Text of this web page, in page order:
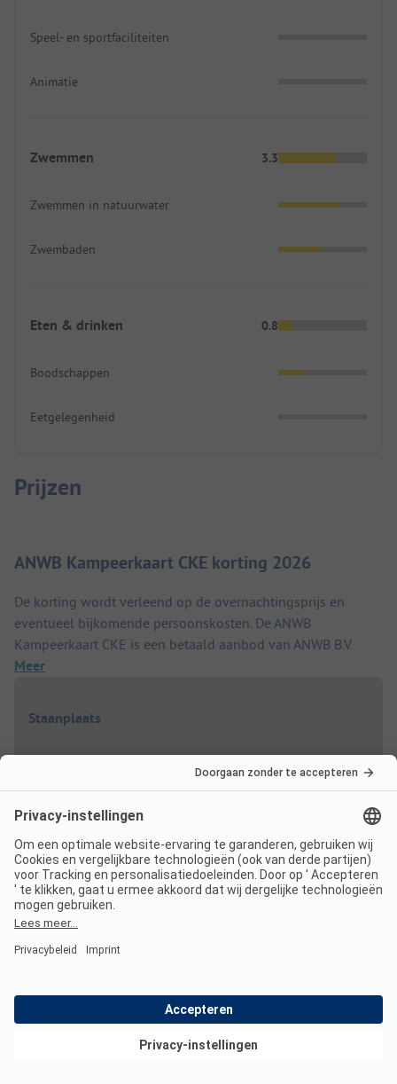
Speel- en sportfaciliteiten
Animatie
Zwemmen 3.3
Zwemmen in natuurwater
Zwembaden
Eten & drinken 0.8
Boodschappen
Eetgelegenheid
Prijzen
ANWB Kampeerkaart CKE korting 2026
De korting wordt verleend op de overnachtingsprijs en
eventueel bijkomende persoonskosten. De ANWB
Kampeerkaart CKE is een betaald aanbod van ANWB B.V.
Meer
Staanplaats
Laagseizoen Korting % Per nacht
01-04- 26-05 -15%
Van 27,00 EUR
Van 22,95 EUR
05-06- 30-06
-15%
Van 27,00 EUR
Bekijk deals